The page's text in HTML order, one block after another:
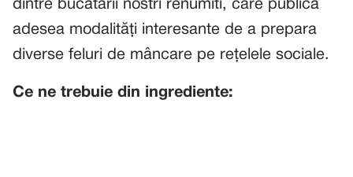
dintre bucătarii nostri renumiti, care publică
adesea modalități interesante de a prepara
diverse feluri de mâncare pe rețelele sociale.
Ce ne trebuie din ingrediente: